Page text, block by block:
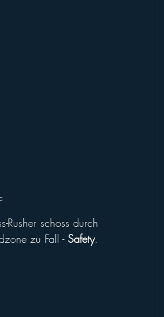
Rusher schoss durch
zu Fall - Safety.